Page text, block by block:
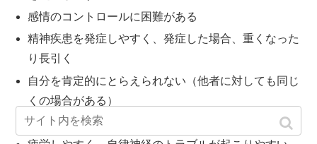
感情のコントロールに困難がある
精神疾患を発症しやすく、発症した場合、重くなった
り長引く
自分を肯定的にとらえられない（他者に対しても同じ
くの場合がある）
「すべてか無か」二極思考になりやすい